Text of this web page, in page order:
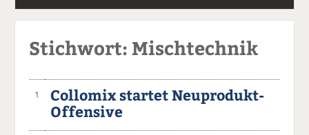
c
Stichwort: Mischtechnik
1
Collomix startet Neuprodukt-
Offensive